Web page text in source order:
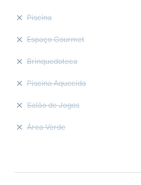
Piscina
Espaço Gourmet
Brinquedoteca
Piscina Aquecida
Salão de Jogos
Área Verde